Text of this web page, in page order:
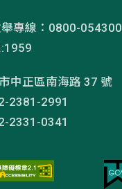
專線：0800-054300
中正區南海路 37 號
2381-2991
2331-0341